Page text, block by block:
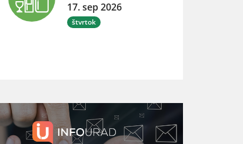
17. sep 2026
štvrtok